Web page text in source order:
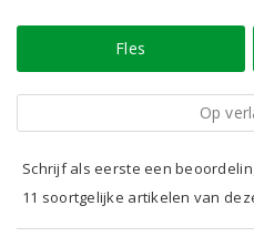
Fles
Op
Schrijf als eerste een
11 soortgelijke artikelen van